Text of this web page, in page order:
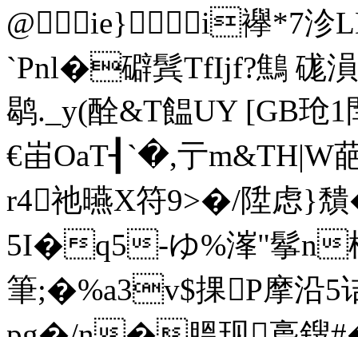
@ie}i襷*7沴
`Pnl�礔鬂TfIjf?鷦 硥溳
鹖._y(酫&T饂UY [GB玱
€峀OaT┨`�,亍m&TH|W
r4祂曣X符9> �/陞虑}
5I�q5-ゆ%溄"鬇n
筆;�%a3v$捰P摩沿5